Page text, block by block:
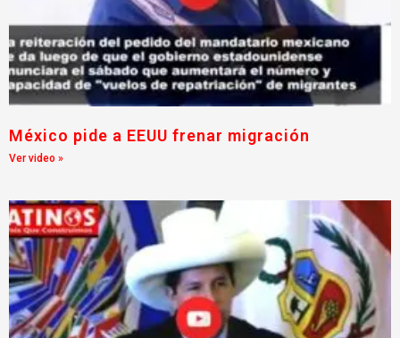
México pide a EEUU frenar migración
Ver video »